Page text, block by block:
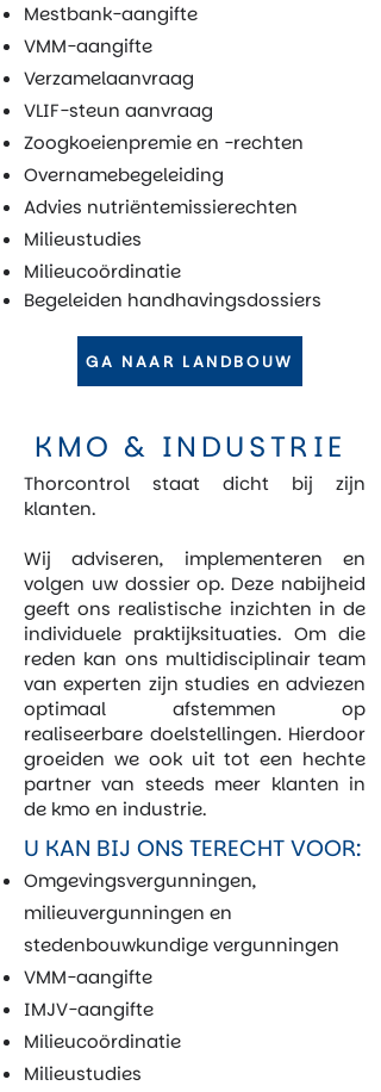
Mestbank-aangifte
VMM-aangifte
Verzamelaanvraag
VLIF-steun aanvraag
Zoogkoeienpremie en -rechten
Overnamebegeleiding
Advies nutriëntemissierechten
Milieustudies
Milieucoördinatie
Begeleiden handhavingsdossiers
GA NAAR LANDBOUW
KMO & INDUSTRIE
Thorcontrol staat dicht bij zijn
klanten.
Wij adviseren, implementeren en
volgen uw dossier op. Deze nabijheid
geeft ons realistische inzichten in de
individuele praktijksituaties. Om die
reden kan ons multidisciplinair team
van experten zijn studies en adviezen
optimaal afstemmen op
realiseerbare doelstellingen. Hierdoor
groeiden we ook uit tot een hechte
partner van steeds meer klanten in
de kmo en industrie.
U KAN BIJ ONS TERECHT VOOR:
Omgevingsvergunningen,
milieuvergunningen en
stedenbouwkundige vergunningen
VMM-aangifte
IMJV-aangifte
Milieucoördinatie
Milieustudies